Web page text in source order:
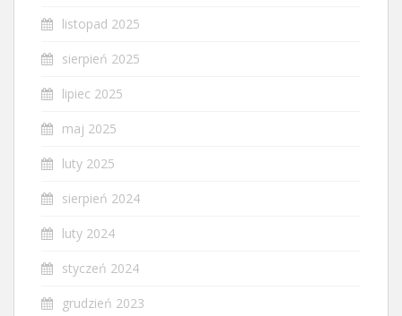
listopad 2025
sierpień 2025
lipiec 2025
maj 2025
luty 2025
sierpień 2024
luty 2024
styczeń 2024
grudzień 2023